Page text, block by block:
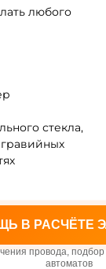
любого
стекла,
В РАСЧЁТЕ
провода,
автоматов